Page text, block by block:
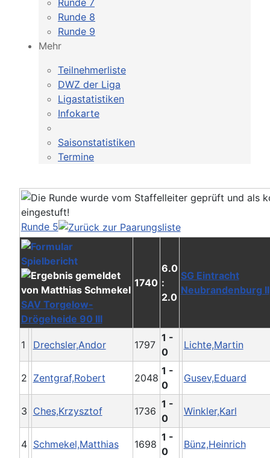
Runde 8
Runde 9
Mehr
Teilnehmerliste
DWZ der Liga
Ligastatistiken
Infokarte
Saisonstatistiken
Termine
Runde 5
SAV Torgelow-
Drögeheide 90 III
1740
6.0
:
2.0
SG Eintracht
Neubrandenburg II
1 Drechsler,Andor 1797
1 -
0
Lichte,Martin
2 Zentgraf,Robert 2048
1 -
0
Gusev,Eduard
3 Ches,Krzysztof 1736
1 -
0
Winkler,Karl
4 Schmekel,Matthias 1698
1 -
0
Bünz,Heinrich